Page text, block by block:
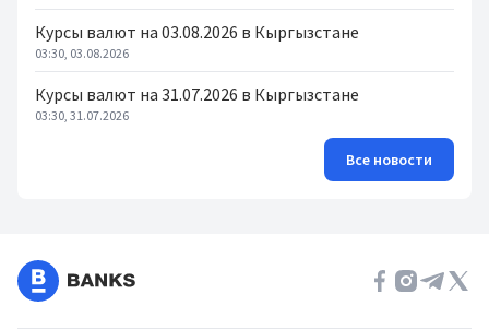
Курсы валют на 03.08.2026 в Кыргызстане
03:30, 03.08.2026
Курсы валют на 31.07.2026 в Кыргызстане
03:30, 31.07.2026
Все новости